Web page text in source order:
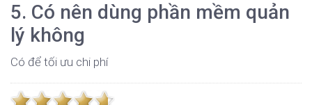
5. Có nên dùng phần mềm quản
lý không
Có để tối ưu chi phí